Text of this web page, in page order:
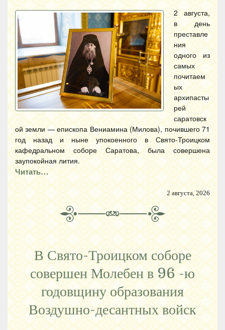
2 августа,
в день
преставле
ния
одного из
самых
почитаем
ых
архипасты
рей
саратовск
ой земли — епископа Вениамина (Милова), почившего 71
год назад и ныне упокоенного в Свято-Троицком
кафедральном соборе Саратова, была совершена
заупокойная лития.
Читать…
2 августа, 2026
В Свято-Троицком соборе
совершен Молебен в 96 -ю
годовщину образования
Воздушно-десантных войск